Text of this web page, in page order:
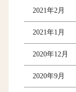
2021年2月
2021年1月
2020年12月
2020年9月